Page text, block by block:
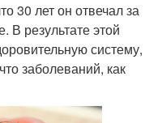
30 лет он отвечал за
В результате этой
систему,
заболеваний, как